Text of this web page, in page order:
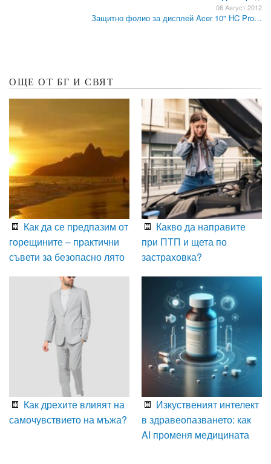
06 Август 2012
Защитно фолио за дисплей Acer 10" HC Pro…
ОЩЕ ОТ БГ И СВЯТ
Как да се предпазим от
горещините – практични
съвети за безопасно лято
Какво да направите
при ПТП и щета по
застраховка?
Как дрехите влияят на
самочувствието на мъжа?
Изкуственият интелект
в здравеопазването: как
AI променя медицината